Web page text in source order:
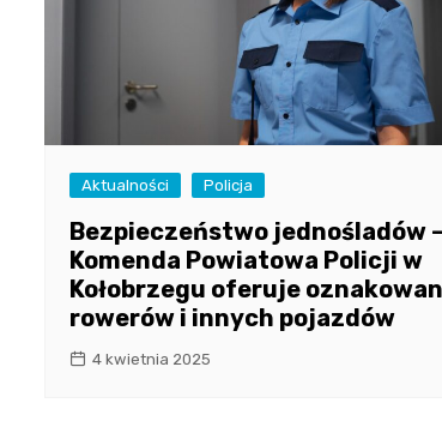
Aktualności Policja
Bezpieczeństwo jednośladów –
Komenda Powiatowa Policji w
Kołobrzegu oferuje
rowerów i innych pojazdów
4 kwietnia 2025